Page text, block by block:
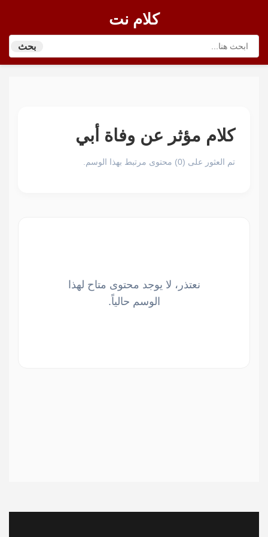
كلام نت
بحث
كلام مؤثر عن وفاة أبي
تم العثور على (0) محتوى مرتبط بهذا الوسم.
نعتذر، لا يوجد محتوى متاح لهذا
الوسم حالياً.